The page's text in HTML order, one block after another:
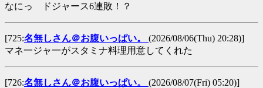
なにっ ドジャース6連敗！？
[725:名無しさん＠お腹いっぱい。 (2026/08/06(Thu) 20:28)]
マネ一ジャ一がスタミナ料理用意してくれた
[726:名無しさん＠お腹いっぱい。 (2026/08/07(Fri) 05:20)]